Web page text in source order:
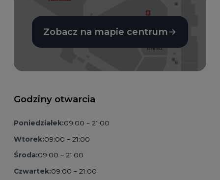
Zobacz na mapie centrum
Godziny otwarcia
Poniedziałek:09:00 – 21:00
Wtorek:09:00 – 21:00
Środa:09:00 – 21:00
Czwartek:09:00 – 21:00